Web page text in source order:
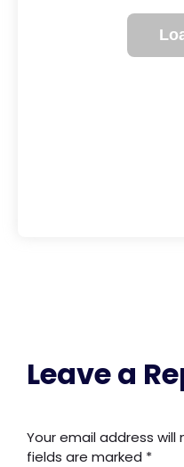
Leave a
Your email address will
fields are marked *